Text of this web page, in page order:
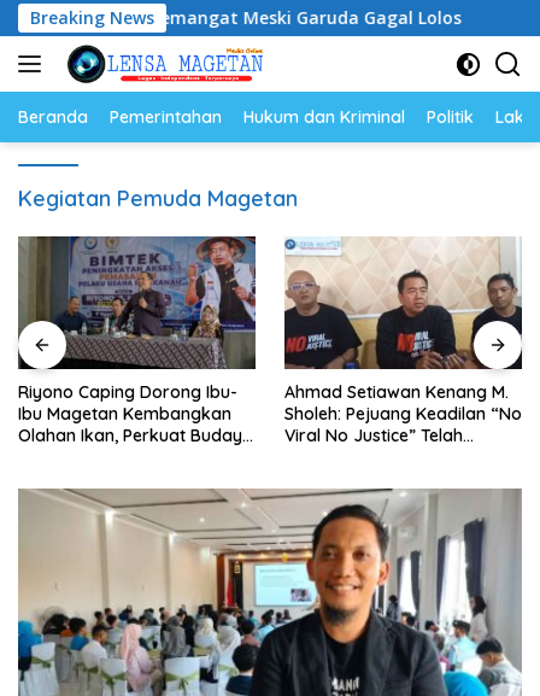
Langsung
ke
konten
Breaking News
Tetap Semangat Meski Garuda Gagal Lolos
Beranda Pemerintahan Hukum dan Kriminal Politik
Kegiatan Pemuda Magetan
Riyono Caping Dorong Ibu-
Ibu Magetan Kembangkan
Olahan Ikan, Perkuat Budaya
Ahmad Setiawan Kenang M.
Sholeh: Pejuang Keadilan “No
Viral No Justice” Telah